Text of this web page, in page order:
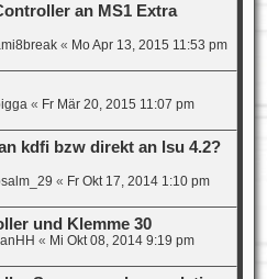
an MS1 Extra
« Mo Apr 13, 2015 11:53 pm
« Fr Mär 20, 2015 11:07 pm
kdfi bzw direkt an lsu 4.2?
« Fr Okt 17, 2014 1:10 pm
und Klemme 30
« Mi Okt 08, 2014 9:19 pm